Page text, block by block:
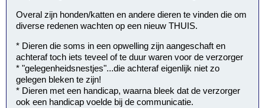
Overal zijn honden/katten en andere dieren te vinden die om
diverse redenen wachten op een nieuw THUIS.
* Dieren die soms in een opwelling zijn aangeschaft en
achteraf toch iets teveel of te duur waren voor de verzorger
* "gelegenheidsnestjes"...die achteraf eigenlijk niet zo
gelegen bleken te zijn!
* Dieren met een handicap, waarna bleek dat de verzorger
ook een handicap voelde bij de communicatie.